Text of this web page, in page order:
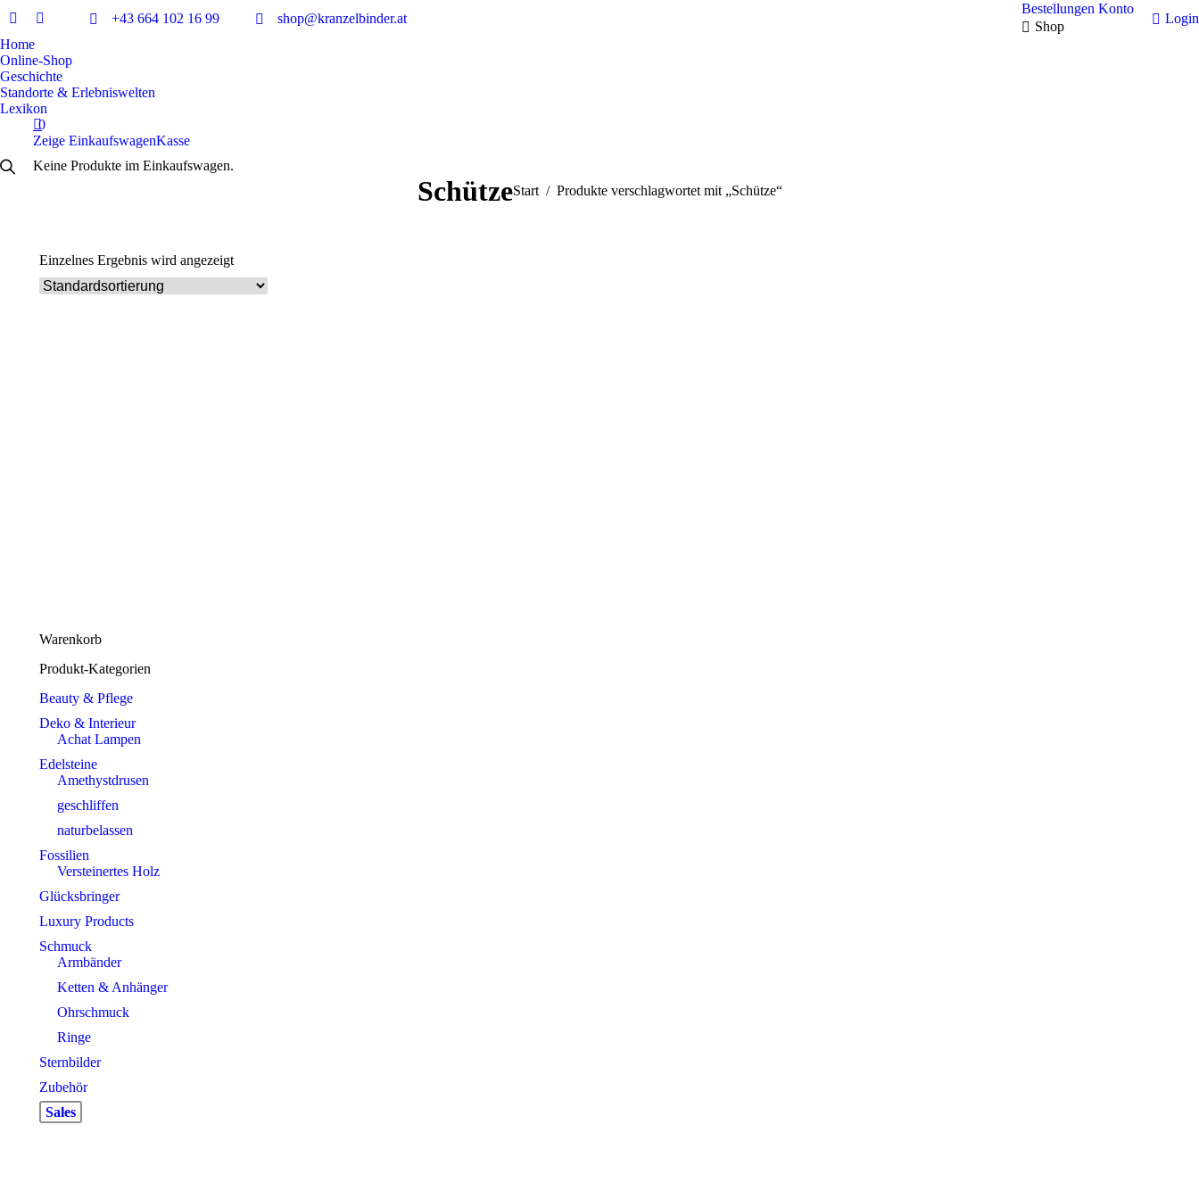
Facebook
page
opens
in
new
window
Instagram
opens
in
new
window
+43 664 102 16 99 shop@kranzelbinder.at
Bestellungen Konto
Shop
Login
Home
Online-Shop
Geschichte
Standorte & Erlebniswelten
Lexikon
0
Zeige EinkaufswagenKasse
Keine Produkte im Einkaufswagen.
SchützeSie befinden sich hier:
Start Produkte verschlagwortet mit „Schütze“
Einzelnes Ergebnis wird angezeigt
Warenkorb
Produkt-Kategorien
Beauty & Pflege
Deko & Interieur
Achat Lampen
Edelsteine
Amethystdrusen
geschliffen
naturbelassen
Fossilien
Versteinertes Holz
Glücksbringer
Luxury Products
Schmuck
Armbänder
Ketten & Anhänger
Ohrschmuck
Ringe
Sternbilder
Zubehör
Sales